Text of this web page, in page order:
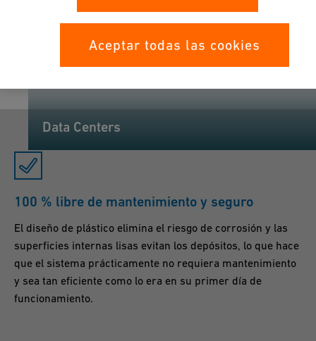
Data Centers
100 % libre de mantenimiento y seguro
El diseño de plástico elimina el riesgo de corrosión y las
superficies internas lisas evitan los depósitos, lo que hace
que el sistema prácticamente no requiera mantenimiento
y sea tan eficiente como lo era en su primer día de
funcionamiento.
Aceptar todas las cookies